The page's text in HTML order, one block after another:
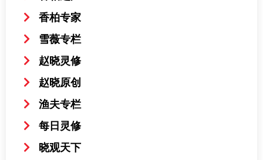
香柏专家
雪薇专栏
赵晓灵修
赵晓原创
渔夫专栏
每日灵修
晓观天下